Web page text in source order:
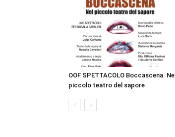
OOF SPETTACOLO Boccascena. Nel
piccolo teatro del sapore